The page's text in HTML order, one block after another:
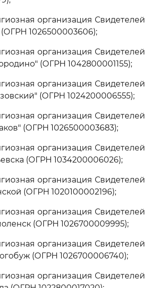
организация Свидетелей
1026500003606);
организация Свидетелей
(ОГРН 1042800001155);
организация Свидетелей
(ОГРН 1024200006555);
организация Свидетелей
(ОГРН 1026500003683);
организация Свидетелей
(ОГРН 1034200006026);
организация Свидетелей
(ОГРН 1020100002196);
организация Свидетелей
(ОГРН 1026700009995);
организация Свидетелей
(ОГРН 1026700006740);
организация Свидетелей